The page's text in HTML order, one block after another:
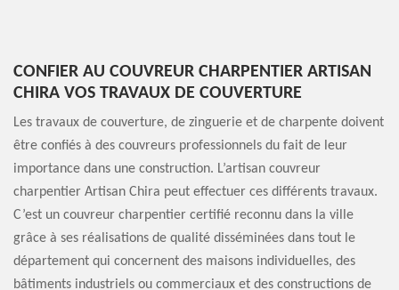
CONFIER AU COUVREUR CHARPENTIER ARTISAN
CHIRA VOS TRAVAUX DE COUVERTURE
Les travaux de couverture, de zinguerie et de charpente doivent
être confiés à des couvreurs professionnels du fait de leur
importance dans une construction. L’artisan couvreur
charpentier Artisan Chira peut effectuer ces différents travaux.
C’est un couvreur charpentier certifié reconnu dans la ville
grâce à ses réalisations de qualité disséminées dans tout le
département qui concernent des maisons individuelles, des
bâtiments industriels ou commerciaux et des constructions de